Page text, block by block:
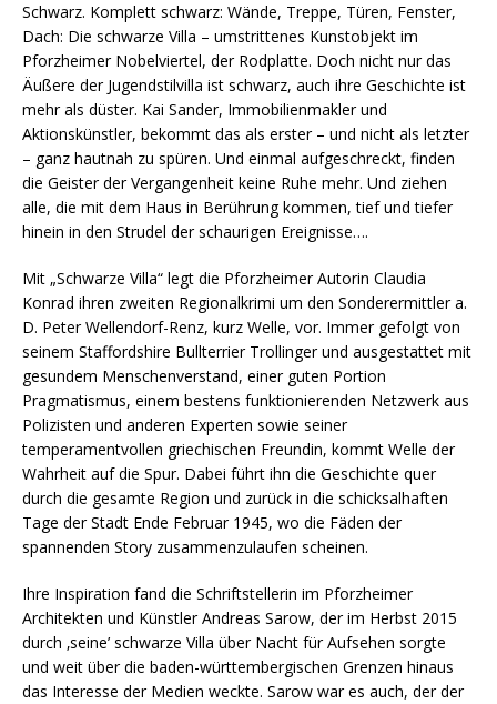
Schwarz. Komplett schwarz: Wände, Treppe, Türen, Fenster,
Dach: Die schwarze Villa – umstrittenes Kunstobjekt im
Pforzheimer Nobelviertel, der Rodplatte. Doch nicht nur das
Äußere der Jugendstilvilla ist schwarz, auch ihre Geschichte ist
mehr als düster. Kai Sander, Immobilienmakler und
Aktionskünstler, bekommt das als erster – und nicht als letzter
– ganz hautnah zu spüren. Und einmal aufgeschreckt, finden
die Geister der Vergangenheit keine Ruhe mehr. Und ziehen
alle, die mit dem Haus in Berührung kommen, tief und tiefer
hinein in den Strudel der schaurigen Ereignisse….
Mit „Schwarze Villa“ legt die Pforzheimer Autorin Claudia
Konrad ihren zweiten Regionalkrimi um den Sonderermittler a.
D. Peter Wellendorf-Renz, kurz Welle, vor. Immer gefolgt von
seinem Staffordshire Bullterrier Trollinger und ausgestattet mit
gesundem Menschenverstand, einer guten Portion
Pragmatismus, einem bestens funktionierenden Netzwerk aus
Polizisten und anderen Experten sowie seiner
temperamentvollen griechischen Freundin, kommt Welle der
Wahrheit auf die Spur. Dabei führt ihn die Geschichte quer
durch die gesamte Region und zurück in die schicksalhaften
Tage der Stadt Ende Februar 1945, wo die Fäden der
spannenden Story zusammenzulaufen scheinen.
Ihre Inspiration fand die Schriftstellerin im Pforzheimer
Architekten und Künstler Andreas Sarow, der im Herbst 2015
durch ‚seine’ schwarze Villa über Nacht für Aufsehen sorgte
und weit über die baden-württembergischen Grenzen hinaus
das Interesse der Medien weckte. Sarow war es auch, der der